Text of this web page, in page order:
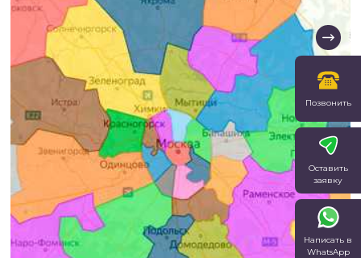
Позвонить
Оставить
заявку
Написать в
WhatsApp